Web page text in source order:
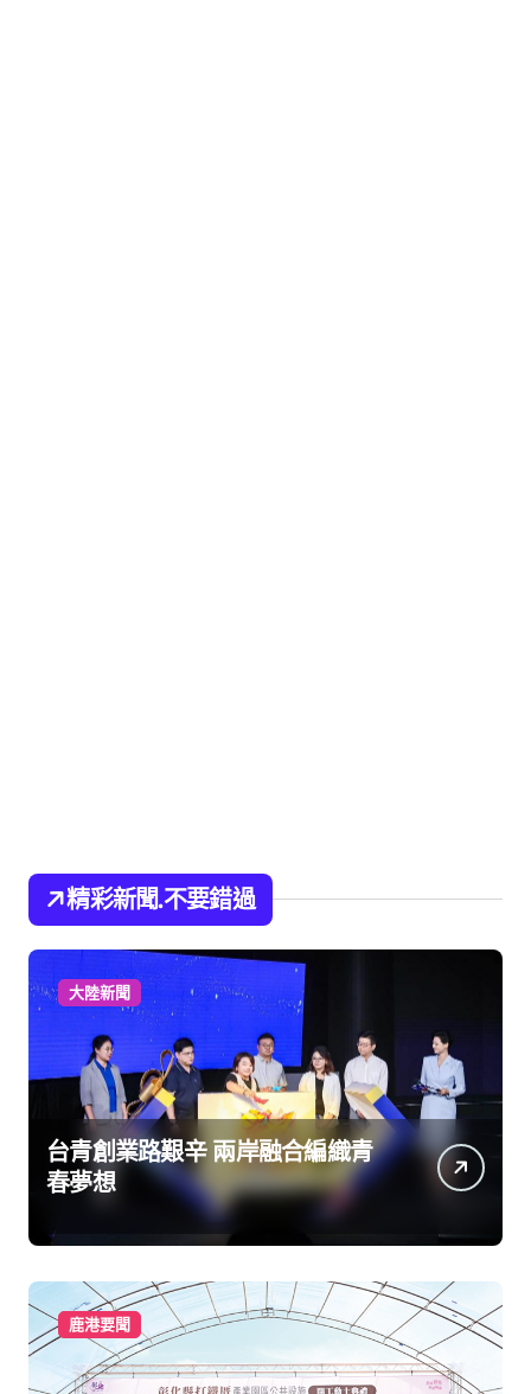
精彩新聞.不要錯過
大陸新聞
台青創業路艱辛 兩岸融合編織青
春夢想
鹿港要聞